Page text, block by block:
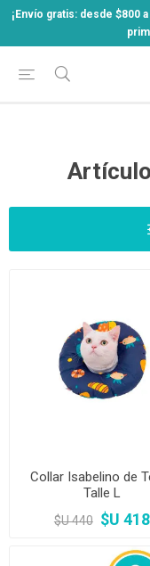
¡Envío gratis: desde $800 a
¡Envío gratis: desde $800 a
Collar Isabelino de
Talle L
$U 440 $U 418